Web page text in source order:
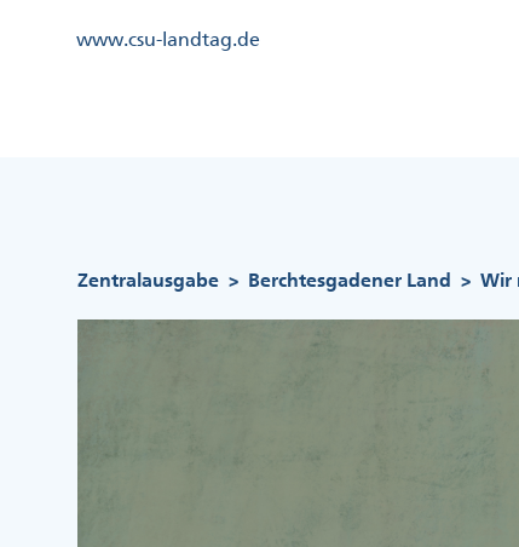
Kopfzeile
www.csu-landtag.de
Zentralausgabe > Berchtesgadener Land > Wir